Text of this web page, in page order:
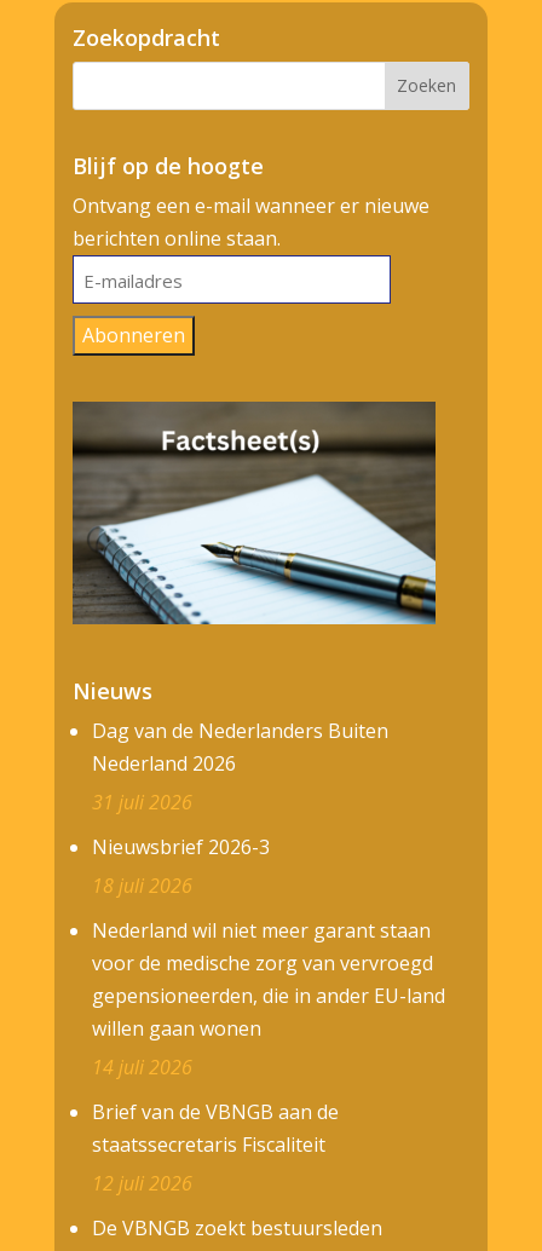
Zoekopdracht
Blijf op de hoogte
Ontvang een e-mail wanneer er nieuwe
berichten online staan.
E-
mailadres
Abonneren
Nieuws
Dag van de Nederlanders Buiten
Nederland 2026
31 juli 2026
Nieuwsbrief 2026-3
18 juli 2026
Nederland wil niet meer garant staan
voor de medische zorg van vervroegd
gepensioneerden, die in ander EU-land
willen gaan wonen
14 juli 2026
Brief van de VBNGB aan de
staatssecretaris Fiscaliteit
12 juli 2026
De VBNGB zoekt bestuursleden